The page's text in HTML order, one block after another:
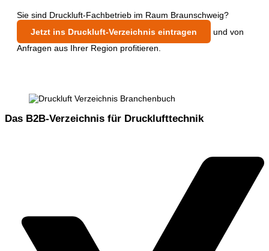
Sie sind Druckluft-Fachbetrieb im Raum Braunschweig?
Jetzt ins Druckluft-Verzeichnis eintragen
und von
Anfragen aus Ihrer Region profitieren.
Das B2B-Verzeichnis für Drucklufttechnik